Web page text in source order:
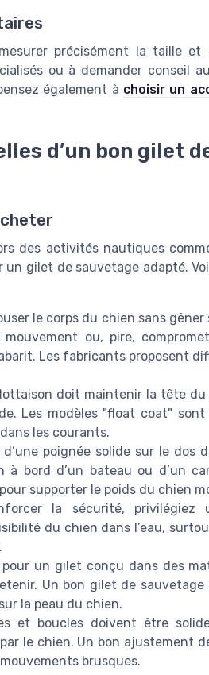
précisément la taille
ou à demander conseil
également à choisir un
d’un bon gilet
des activités nautiques
gilet de sauvetage adapté.
le corps du chien sans
ou, pire,
Les fabricants proposent
doit maintenir la tête du
Les modèles "float coat"
les courants.
d’une poignée solide sur le dos
bord d’un bateau ou d’un
supporter le poids du chien
la sécurité, privilégiez
du chien dans l’eau,
pour un gilet conçu dans des
Un bon gilet de
la peau du chien.
et boucles doivent être
le chien. Un bon ajustement
brusques.